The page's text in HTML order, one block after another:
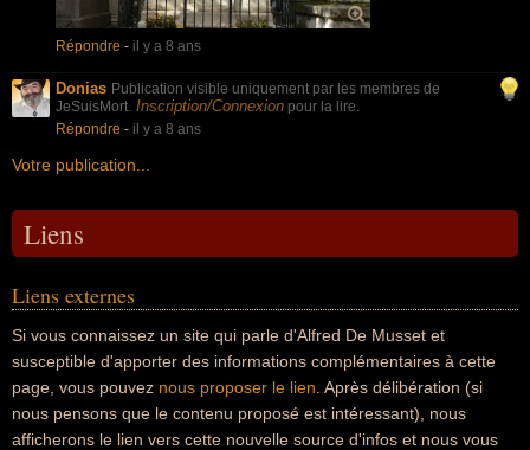
Répondre - il y a 8 ans
Donias Publication visible uniquement par les membres de
JeSuisMort. Inscription/Connexion pour la lire.
Répondre - il y a 8 ans
Votre publication...
Liens
Liens externes
Si vous connaissez un site qui parle d'Alfred De Musset et
susceptible d'apporter des informations complémentaires à cette
page, vous pouvez nous proposer le lien . Après délibération (si
nous pensons que le contenu proposé est intéressant), nous
afficherons le lien vers cette nouvelle source d'infos et nous vous